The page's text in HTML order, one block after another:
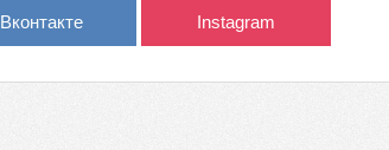
Вконтакте Instagram